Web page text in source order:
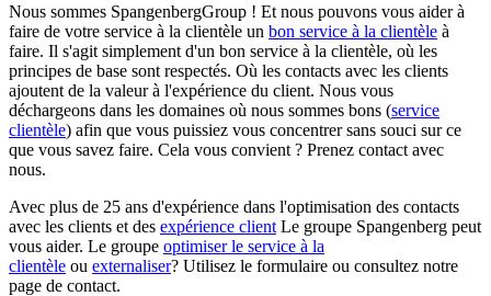
Nous sommes SpangenbergGroup ! Et nous pouvons vous aider à
faire de votre service à la clientèle un bon service à la clientèle à
faire. Il s'agit simplement d'un bon service à la clientèle, où les
principes de base sont respectés. Où les contacts avec les clients
ajoutent de la valeur à l'expérience du client. Nous vous
déchargeons dans les domaines où nous sommes bons (service
clientèle) afin que vous puissiez vous concentrer sans souci sur ce
que vous savez faire. Cela vous convient ? Prenez contact avec
nous.
Avec plus de 25 ans d'expérience dans l'optimisation des contacts
avec les clients et des expérience client Le groupe Spangenberg peut
vous aider. Le groupe optimiser le service à la
clientèle ou externaliser? Utilisez le formulaire ou consultez notre
page de contact.